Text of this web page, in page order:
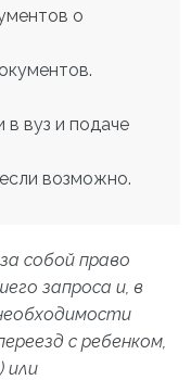
о
вуз и подаче
возможно.
собой право
запроса и, в
с ребенком,
или